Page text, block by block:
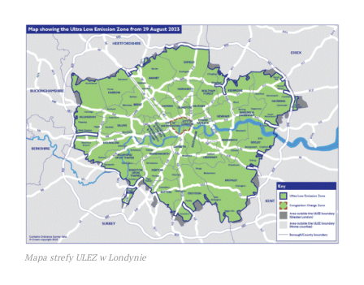
Mapa strefy ULEZ w Londynie